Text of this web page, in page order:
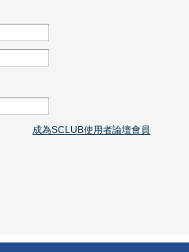
成為SCLUB使用者論壇會員